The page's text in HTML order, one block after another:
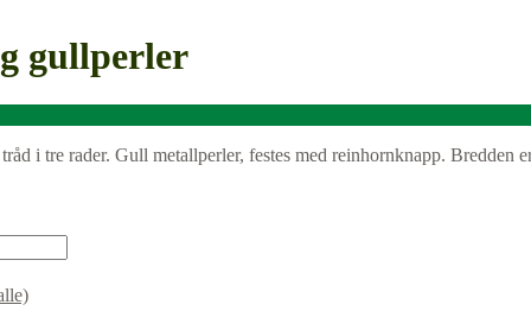
gullperler
i tre rader. Gull metallperler, festes med reinhornknapp. Bredden